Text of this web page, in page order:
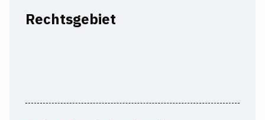
Rechtsgebiet